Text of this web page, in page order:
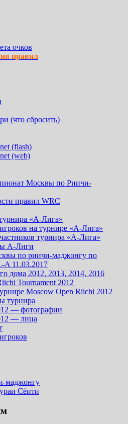
очков
правил
(что сбросить)
(flash)
(web)
Москвы по Риичи-
правил WRC
«А-Лига»
на турнире «А-Лига»
турнира «А-Лига»
А-Лиги
по риичи-маджонгу по
A 11.03.2017
дома 2012, 2013, 2014, 2016
Tournament 2012
Moscow Open Riichi 2012
турнира
— фотографии
— лица
маджонгу
Сёити